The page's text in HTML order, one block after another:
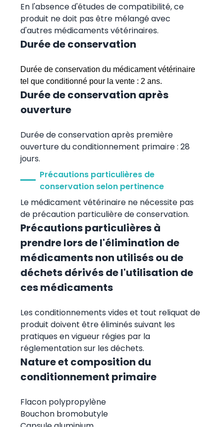
En l'absence d'études de compatibilité, ce
produit ne doit pas être mélangé avec
d'autres médicaments vétérinaires.
Durée de conservation
Durée de conservation du médicament vétérinaire
tel que conditionné pour la vente : 2 ans.
Durée de conservation après
ouverture
Durée de conservation après première
ouverture du conditionnement primaire : 28
jours.
Précautions particulières de
conservation selon pertinence
Le médicament vétérinaire ne nécessite pas
de précaution particulière de conservation.
Précautions particulières à
prendre lors de l'élimination de
médicaments non utilisés ou de
déchets dérivés de l'utilisation de
ces médicaments
Les conditionnements vides et tout reliquat de
produit doivent être éliminés suivant les
pratiques en vigueur régies par la
réglementation sur les déchets.
Nature et composition du
conditionnement primaire
Flacon polypropylène
Bouchon bromobutyle